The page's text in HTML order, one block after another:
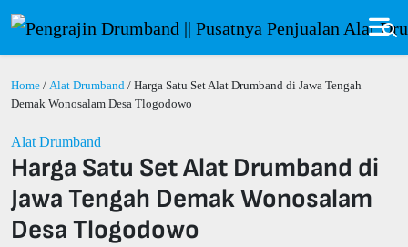
Home / Alat Drumband / Harga Satu Set Alat Drumband di Jawa Tengah
Demak Wonosalam Desa Tlogodowo
Alat Drumband
Harga Satu Set Alat Drumband di
Jawa Tengah Demak Wonosalam
Desa Tlogodowo